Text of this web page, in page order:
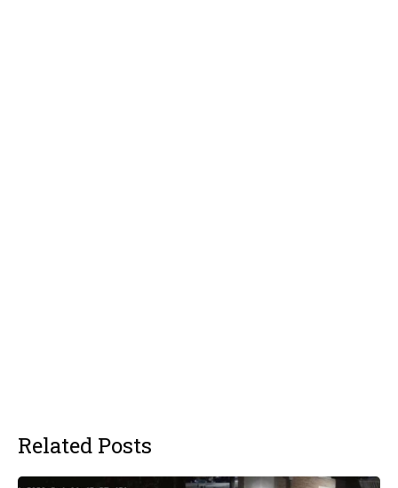
Related Posts